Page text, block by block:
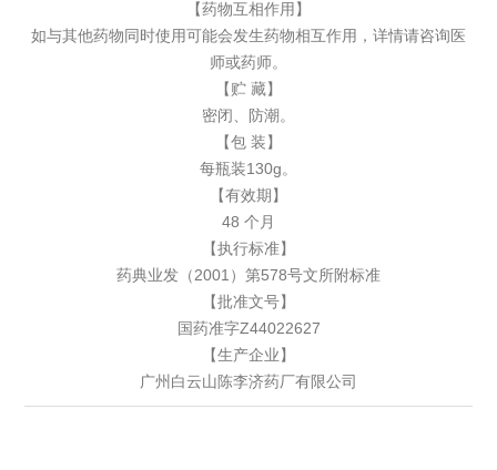
【药物互相作用】
如与其他药物同时使用可能会发生药物相互作用，详情请咨询医
师或药师。
【贮 藏】
密闭、防潮。
【包 装】
每瓶装130g。
【有效期】
48 个月
【执行标准】
药典业发（2001）第578号文所附标准
【批准文号】
国药准字Z44022627
【生产企业】
广州白云山陈李济药厂有限公司